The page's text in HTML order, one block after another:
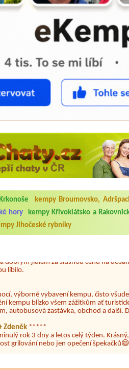
kempy Broumovsko,
hory kempy Křivoklátsko a
Jihočeské rybníky
do 1.8. 2026. Kemp jako takový je
není samozřejmost. V kempu
hluk z repráků u stanů a absolutní
hrála jiná hudba.Kemp pěkný, ale
dobrým jídlem za slušnou cenu na
výborné vybavení kempu, čisto
kempu blízko všem zážitkům ať
autobusová zastávka, obchod a další.
Zdeněk*****
rok 3 dny a letos celý týden.
grilování nebo jen opečení